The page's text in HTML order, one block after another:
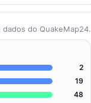
do QuakeMap24.
2
19
48